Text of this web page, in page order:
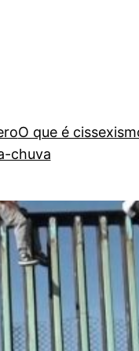
O que é
chuva